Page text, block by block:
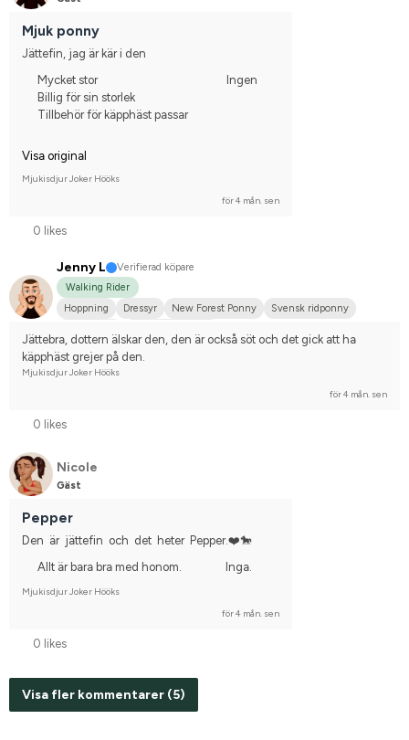
Mjuk ponny
Jättefin, jag är kär i den
Mycket stor
Billig för sin storlek
Tillbehör för käpphäst passar
Ingen
Visa original
Mjukisdjur Joker Hööks
för 4 mån. sen
0 likes
Jenny L
Verifierad köpare
Walking Rider
Hoppning
Dressyr New Forest Ponny
Svensk ridponny
Jättebra, dottern älskar den, den är också söt och det gick att ha
käpphäst grejer på den.
Mjukisdjur Joker Hööks
för 4 mån. sen
0 likes
Nicole
Gäst
Pepper
Den  är  jättefin  och  det  heter  Pepper.❤️🐎
Allt är bara bra med honom.
Inga.
Mjukisdjur Joker Hööks
för 4 mån. sen
0 likes
Visa fler kommentarer (5)